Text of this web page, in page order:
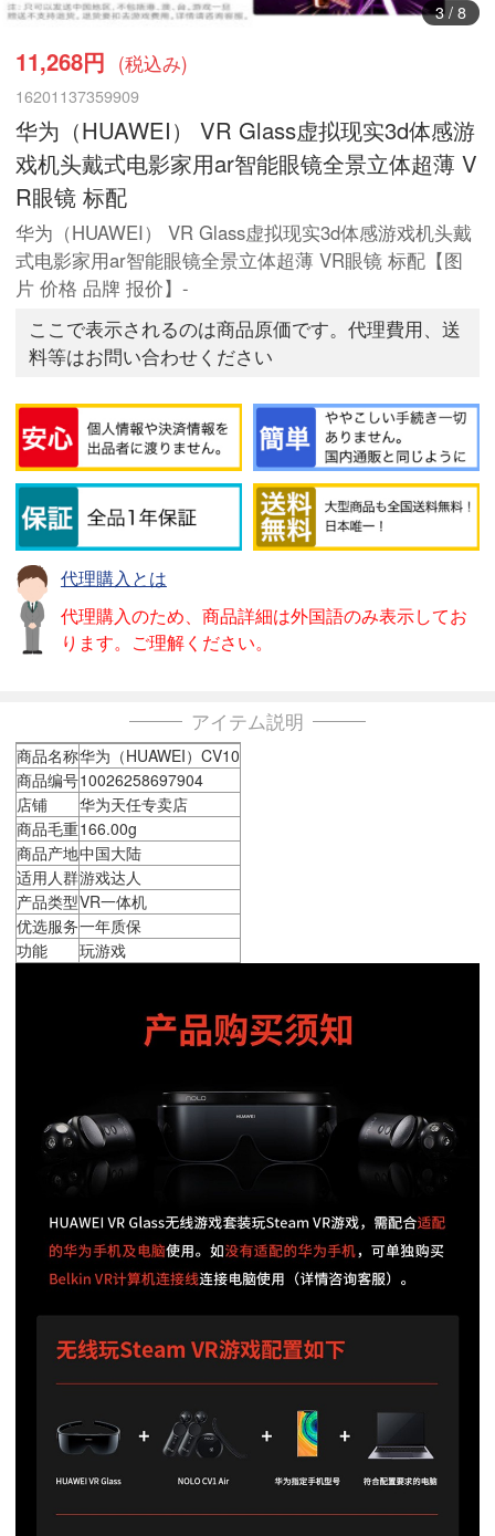
3/ 8
11,268円 (税込み)
16201137359909
华为（HUAWEI） VR Glass虚拟现实3d体感游
戏机头戴式电影家用ar智能眼镜全景立体超薄 V
R眼镜 标配
华为（HUAWEI） VR Glass虚拟现实3d体感游戏机头戴
式电影家用ar智能眼镜全景立体超薄 VR眼镜 标配【图
片 价格 品牌 报价】-
ここで表示されるのは商品原価です。代理費用、送
料等はお問い合わせください
代理購入とは
代理購入のため、商品詳細は外国語のみ表示してお
ります。ご理解ください。
アイテム説明
商品名称华为（HUAWEI）CV10
商品编号10026258697904
店铺
华为天任专卖店
商品毛重166.00g
商品产地中国大陆
适用人群游戏达人
产品类型VR一体机
优选服务一年质保
功能
玩游戏